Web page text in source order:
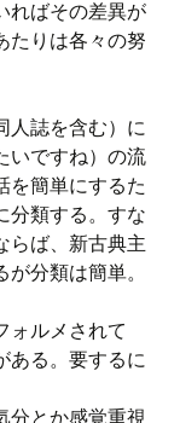
ればその差異が
たりは各々の努
人誌を含む）に
いですね）の流
を簡単にするた
分類する。すな
らば、新古典主
分類は簡単。
ォルメされて
ある。要するに
分とか感覚重視